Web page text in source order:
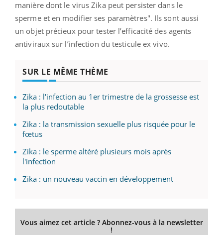
manière dont le virus Zika peut persister dans le
sperme et en modifier ses paramètres". Ils sont aussi
un objet précieux pour tester l’efficacité des agents
antiviraux sur l’infection du testicule ex vivo.
SUR LE MÊME THÈME
Zika : l'infection au 1er trimestre de la grossesse est
la plus redoutable
Zika : la transmission sexuelle plus risquée pour le
fœtus
Zika : le sperme altéré plusieurs mois après
l'infection
Zika : un nouveau vaccin en développement
Vous aimez cet article ? Abonnez-vous à la newsletter
!